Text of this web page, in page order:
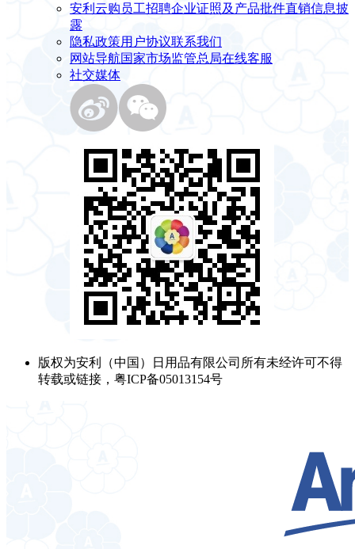
安利云购 员工招聘企业证照及产品批件直销信息披
露
隐私政策用户协议联系我们
网站导航国家市场监管总局在线客服
社交媒体
版权为安利（中国）日用品有限公司所有未经许可不得
转载或链接，粤ICP备05013154号